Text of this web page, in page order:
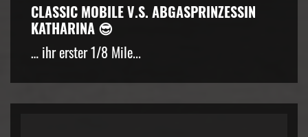
CLASSIC MOBILE V.S. ABGASPRINZESSIN
KATHARINA 😎
… ihr erster 1/8 Mile...